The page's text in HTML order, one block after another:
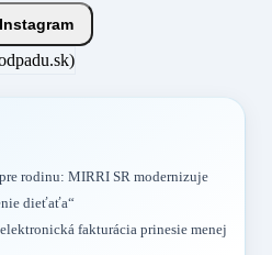
Instagram
rodinu: MIRRI SR modernizuje
dieťaťa“
fakturácia prinesie menej